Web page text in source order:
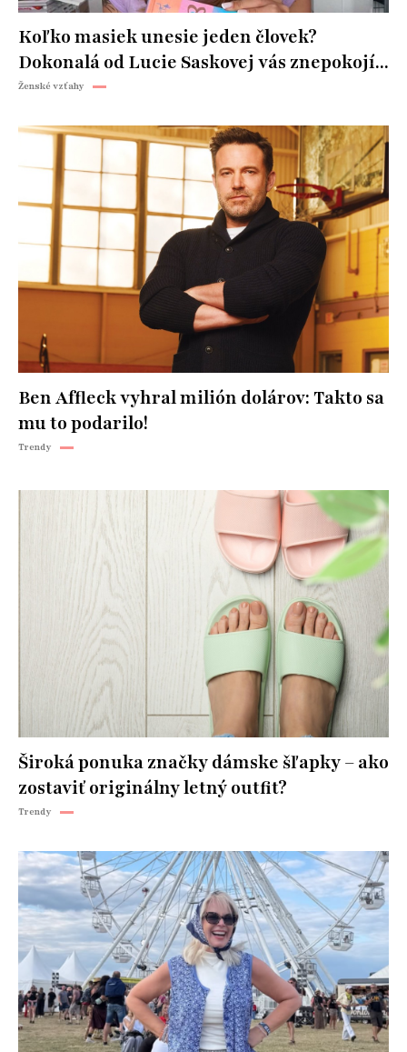
Koľko masiek unesie jeden človek?
Dokonalá od Lucie Saskovej vás znepokojí...
Ženské vzťahy
Ben Affleck vyhral milión dolárov: Takto sa
mu to podarilo!
Trendy
Široká ponuka značky dámske šľapky – ako
zostaviť originálny letný outfit?
Trendy